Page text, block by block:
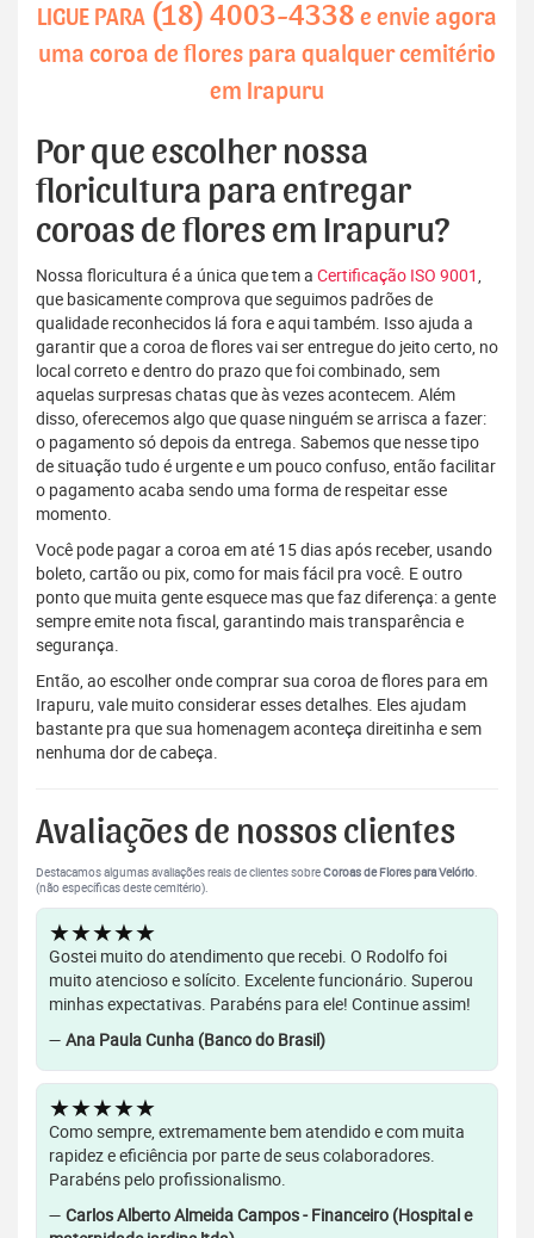
LIGUE PARA (18) 4003-4338 e envie agora
uma coroa de flores para qualquer cemitério
em Irapuru
Por que escolher nossa
floricultura para entregar
coroas de flores em Irapuru?
Nossa floricultura é a única que tem a Certificação ISO 9001,
que basicamente comprova que seguimos padrões de
qualidade reconhecidos lá fora e aqui também. Isso ajuda a
garantir que a coroa de flores vai ser entregue do jeito certo, no
local correto e dentro do prazo que foi combinado, sem
aquelas surpresas chatas que às vezes acontecem. Além
disso, oferecemos algo que quase ninguém se arrisca a fazer:
o pagamento só depois da entrega. Sabemos que nesse tipo
de situação tudo é urgente e um pouco confuso, então facilitar
o pagamento acaba sendo uma forma de respeitar esse
momento.
Você pode pagar a coroa em até 15 dias após receber, usando
boleto, cartão ou pix, como for mais fácil pra você. E outro
ponto que muita gente esquece mas que faz diferença: a gente
sempre emite nota fiscal, garantindo mais transparência e
segurança.
Então, ao escolher onde comprar sua coroa de flores para em
Irapuru, vale muito considerar esses detalhes. Eles ajudam
bastante pra que sua homenagem aconteça direitinha e sem
nenhuma dor de cabeça.
Avaliações de nossos clientes
Destacamos algumas avaliações reais de clientes sobreCoroas de Flores para Velório.
(não específicas deste cemitério).
★★★★★
Gostei muito do atendimento que recebi. O Rodolfo foi
muito atencioso e solícito. Excelente funcionário. Superou
minhas expectativas. Parabéns para ele! Continue assim!
— Ana Paula Cunha (Banco do Brasil)
★★★★★
Como sempre, extremamente bem atendido e com muita
rapidez e eficiência por parte de seus colaboradores.
Parabéns pelo profissionalismo.
— Carlos Alberto Almeida Campos - Financeiro (Hospital e